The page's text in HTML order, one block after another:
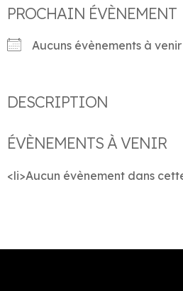
PROCHAIN ÉVÈNEMENT
Aucuns évènements à venir
DESCRIPTION
ÉVÈNEMENTS À VENIR
<li>Aucun évènement dans